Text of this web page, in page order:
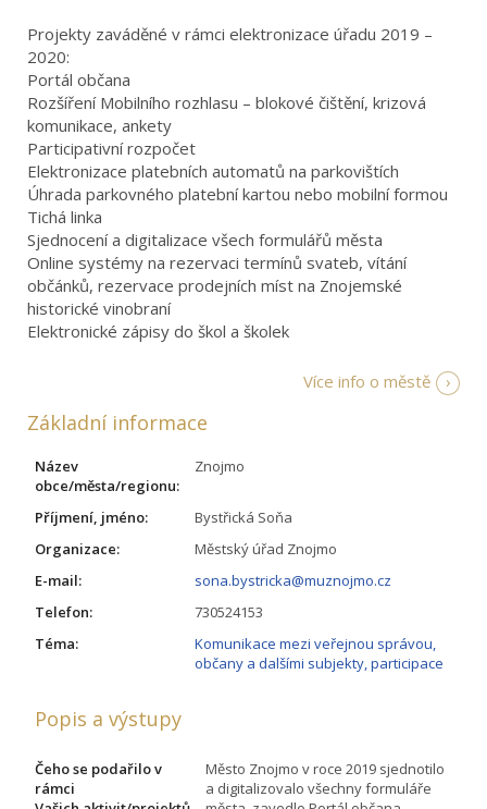
Projekty zaváděné v rámci elektronizace úřadu 2019 –
2020:
Portál občana
Rozšíření Mobilního rozhlasu – blokové čištění, krizová
komunikace, ankety
Participativní rozpočet
Elektronizace platebních automatů na parkovištích
Úhrada parkovného platební kartou nebo mobilní formou
Tichá linka
Sjednocení a digitalizace všech formulářů města
Online systémy na rezervaci termínů svateb, vítání
občánků, rezervace prodejních míst na Znojemské
historické vinobraní
Elektronické zápisy do škol a školek
Více info o městě
Základní informace
Název
obce/města/regionu:
Znojmo
Příjmení, jméno:
Bystřická Soňa
Organizace:
Městský úřad Znojmo
E-mail:
sona.bystricka@muznojmo.cz
Telefon:
730524153
Téma:
Komunikace mezi veřejnou správou,
občany a dalšími subjekty, participace
Popis a výstupy
Čeho se podařilo v
rámci
Město Znojmo v roce 2019 sjednotilo
a digitalizovalo všechny formuláře